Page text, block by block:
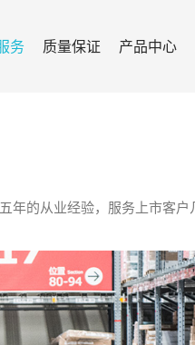
务 质量保证 产品中心
的从业经验，服务上市客户